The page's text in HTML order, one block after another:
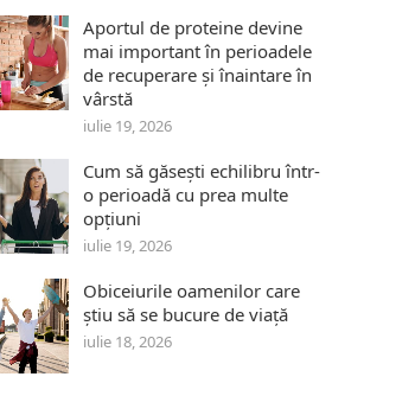
Aportul de proteine devine
mai important în perioadele
de recuperare și înaintare în
vârstă
iulie 19, 2026
Cum să găsești echilibru într-
o perioadă cu prea multe
opțiuni
iulie 19, 2026
Obiceiurile oamenilor care
știu să se bucure de viață
iulie 18, 2026